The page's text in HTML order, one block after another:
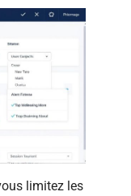
limitez les